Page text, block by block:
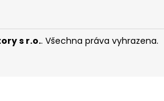
s r.o.. Všechna práva vyhrazena.